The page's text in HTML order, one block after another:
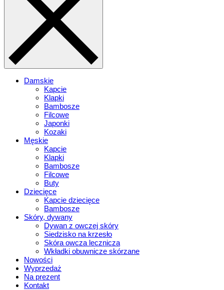
Damskie
Kapcie
Klapki
Bambosze
Filcowe
Japonki
Kozaki
Męskie
Kapcie
Klapki
Bambosze
Filcowe
Buty
Dziecięce
Kapcie dziecięce
Bambosze
Skóry, dywany
Dywan z owczej skóry
Siedzisko na krzesło
Skóra owcza lecznicza
Wkładki obuwnicze skórzane
Nowości
Wyprzedaż
Na prezent
Kontakt